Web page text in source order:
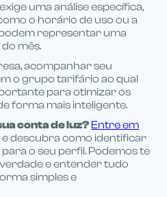
uma análise específica,
o horário de uso ou a
representar uma
mês.
acompanhar seu
o grupo tarifário ao qual
para otimizar os
forma mais inteligente.
conta de luz? Entre em
descubra como identificar
o seu perfil. Podemos te
e entender tudo
simples e